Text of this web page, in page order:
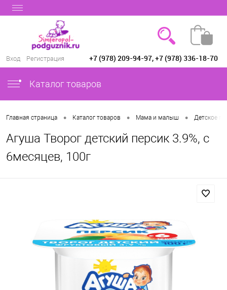
Вход Регистрация +7 (978) 209-94-97, +7 (978) 336-18-70
Каталог товаров
Главная страница • Каталог товаров • Мама и малыш • Детское
Агуша Творог детский персик 3.9%, с
6месяцев, 100г